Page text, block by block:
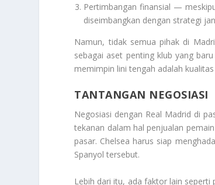
Pertimbangan finansial —
diseimbangkan dengan strategi
Namun, tidak semua pihak di
sebagai aset penting klub yang
memimpin lini tengah adalah
TANTANGAN NEGOSIASI
Negosiasi dengan Real Madrid di
tekanan dalam hal penjualan
pasar. Chelsea harus siap
Spanyol tersebut.
Lebih dari itu, ada faktor lain